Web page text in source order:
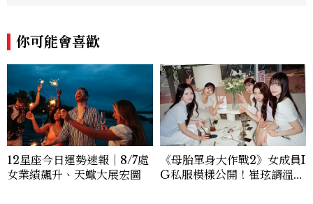
你可能會喜歡
12星座今日運勢速報｜8/7處
女業績飆升、天蠍大展宏圖
《母胎單身大作戰2》女成員I
G私服模樣公開！崔玹諝溫柔